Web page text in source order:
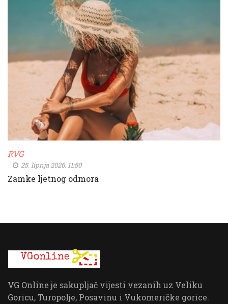
RVG
25. lipnja 2026. 11:50
Zamke ljetnog odmora
VG Online je sakupljač vijesti vezanih uz Veliku
Goricu, Turopolje, Posavinu i Vukomeričke gorice.